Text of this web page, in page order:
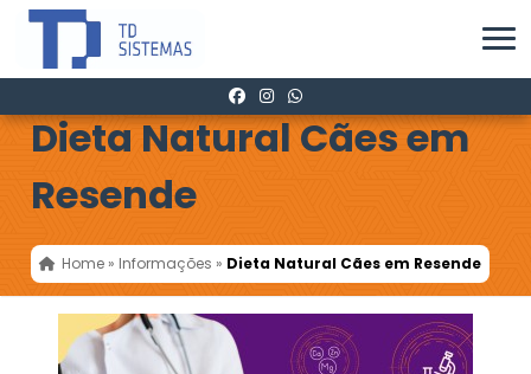
Dieta Natural Cães em
Resende
Home » Informações » Dieta Natural Cães em Resende